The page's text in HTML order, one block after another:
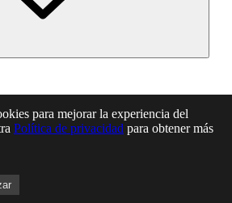
para mejorar la experiencia del
Política de privacidad para obtener más